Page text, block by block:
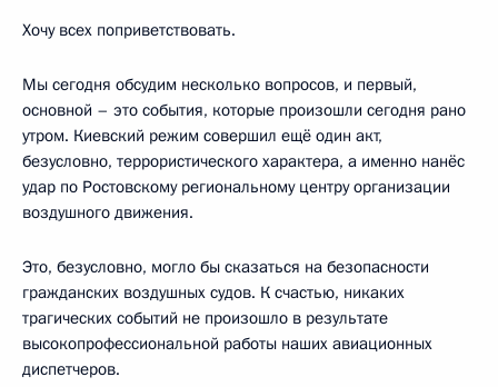
Хочу всех поприветствовать.
Мы сегодня обсудим несколько вопросов, и первый,
основной – это события, которые произошли сегодня рано
утром. Киевский режим совершил ещё один акт,
безусловно, террористического характера, а именно нанёс
удар по Ростовскому региональному центру организации
воздушного движения.
Это, безусловно, могло бы сказаться на безопасности
гражданских воздушных судов. К счастью, никаких
трагических событий не произошло в результате
высокопрофессиональной работы наших авиационных
диспетчеров.